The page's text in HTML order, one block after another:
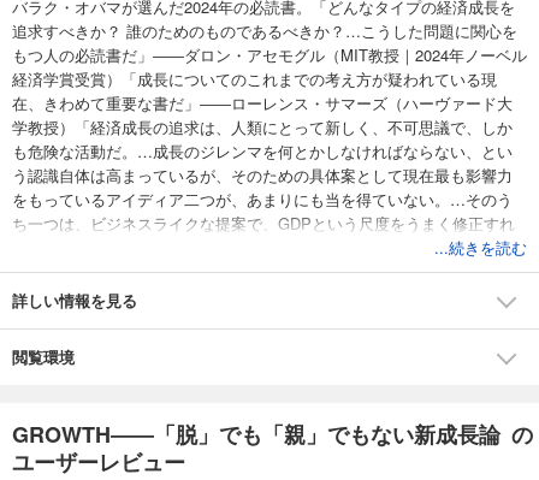
バラク・オバマが選んだ2024年の必読書。「どんなタイプの経済成長を
追求すべきか？ 誰のためのものであるべきか？…こうした問題に関心を
もつ人の必読書だ」――ダロン・アセモグル（MIT教授｜2024年ノーベル
経済学賞受賞）「成長についてのこれまでの考え方が疑われている現
在、きわめて重要な書だ」――ローレンス・サマーズ（ハーヴァード大
学教授）「経済成長の追求は、人類にとって新しく、不可思議で、しか
も危険な活動だ。…成長のジレンマを何とかしなければならない、とい
う認識自体は高まっているが、そのための具体案として現在最も影響力
をもっているアイディア二つが、あまりにも当を得ていない。…そのう
ち一つは、ビジネスライクな提案で、GDPという尺度をうまく修正すれ
ばジレンマを解消できるとしている。だが、これは僕たちが直面してい
る試練の性質を理解していない。…もう一つは、よりラディカルな提案
で、経済成長を一時停止する、あるいは意図的に後退させることによっ
にフォーカスし、成長の約束を軽視している。…本書では別の対策を示
した。この別案は、経済成長の要因に関する人類のささやかな理解、つ
に根差している」（おわりに）未来を根っこから考える中庸の道。
...続きを読む
詳しい情報を見る
閲覧環境
GROWTH――「脱」でも「親」でもない新成長論 の
ユーザーレビュー